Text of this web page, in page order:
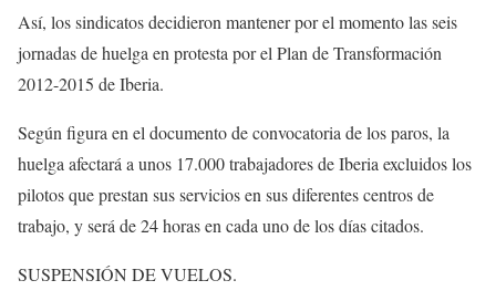
Así, los sindicatos decidieron mantener por el momento las seis
jornadas de huelga en protesta por el Plan de Transformación
2012-2015 de Iberia.
Según figura en el documento de convocatoria de los paros, la
huelga afectará a unos 17.000 trabajadores de Iberia excluidos los
pilotos que prestan sus servicios en sus diferentes centros de
trabajo, y será de 24 horas en cada uno de los días citados.
SUSPENSIÓN DE VUELOS.